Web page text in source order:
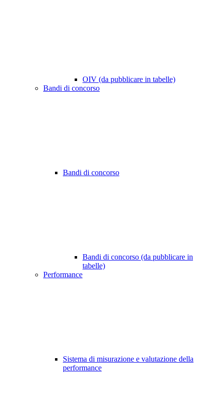
OIV (da pubblicare in tabelle)
Bandi di concorso
Bandi di concorso
Bandi di concorso (da pubblicare in
tabelle)
Performance
Sistema di misurazione e valutazione della
performance